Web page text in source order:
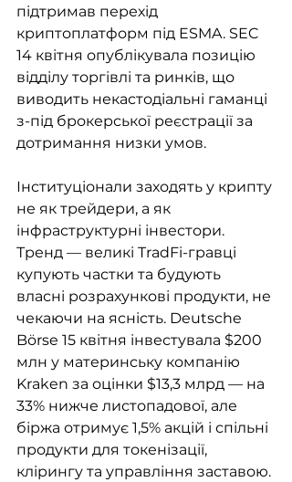
підтримав перехід
криптоплатформ під ESMA. SEC
14 квітня опублікувала позицію
відділу торгівлі та ринків, що
виводить некастодіальні гаманці
з-під брокерської реєстрації за
дотримання низки умов.
Інституціонали заходять у крипту
не як трейдери, а як
інфраструктурні інвестори.
Тренд — великі TradFi-гравці
купують частки та будують
власні розрахункові продукти, не
чекаючи на ясність. Deutsche
Börse 15 квітня інвестувала $200
млн у материнську компанію
Kraken за оцінки $13,3 млрд — на
33% нижче листопадової, але
біржа отримує 1,5% акцій і спільні
продукти для токенізації,
клірингу та управління заставою.